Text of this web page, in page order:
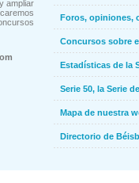
ampliar
Foros, opiniones,
Concursos sobre
Estadísticas de la
Serie 50, la Serie
Mapa de nuestra
Directorio de